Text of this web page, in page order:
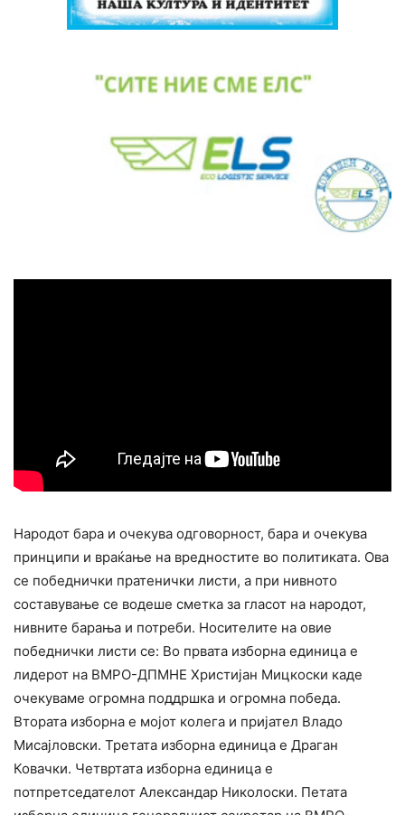
Народот бара и очекува одговорност, бара и очекува
принципи и враќање на вредностите во политиката. Ова
се победнички пратенички листи, а при нивното
составување се водеше сметка за гласот на народот,
нивните барања и потреби. Носителите на овие
победнички листи се: Во првата изборна единица е
лидерот на ВМРО-ДПМНЕ Христијан Мицкоски каде
очекуваме огромна поддршка и огромна победа.
Втората изборна е мојот колега и пријател Владо
Мисајловски. Третата изборна единица е Драган
Ковачки. Четвртата изборна единица е
потпретседателот Александар Николоски. Петата